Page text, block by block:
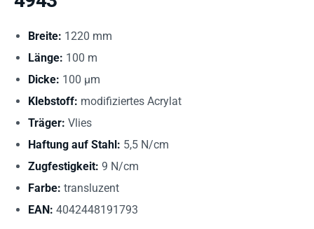
Breite: 1220 mm
Länge: 100 m
Dicke: 100 µm
Klebstoff: modifiziertes Acrylat
Träger: Vlies
Haftung auf Stahl: 5,5 N/cm
Zugfestigkeit: 9 N/cm
Farbe: transluzent
EAN: 4042448191793